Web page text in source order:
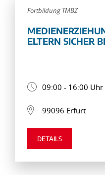
Fortbildung TMBZ
ELTERN SICHER
09:00 - 16:00 Uhr
99096 Erfurt
DETAILS